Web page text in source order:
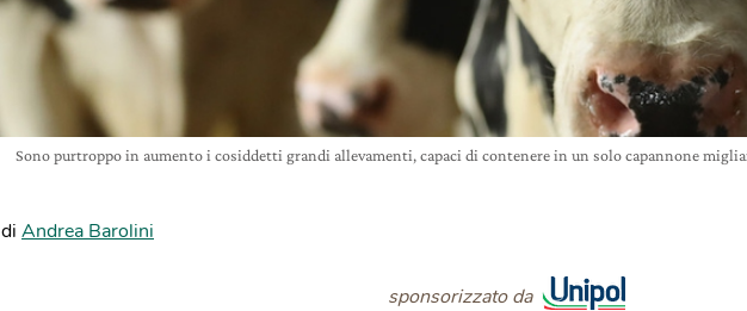
Sono purtroppo in aumento i cosiddetti grandi allevamenti, capaci di contenere in un solo capannone
di Andrea Barolini
sponsorizzato da